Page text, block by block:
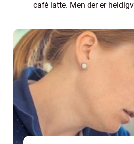
café latte. Men der er
komme...